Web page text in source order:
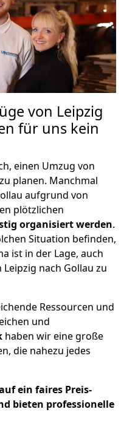
von Leipzig
für uns kein
einen Umzug von
planen. Manchmal
aufgrund von
plötzlichen
organisiert werden.
Situation befinden,
ist in der Lage, auch
nach Gollau zu
Ressourcen und
und
haben wir eine große
die nahezu jedes
ein faires Preis-
bieten professionelle